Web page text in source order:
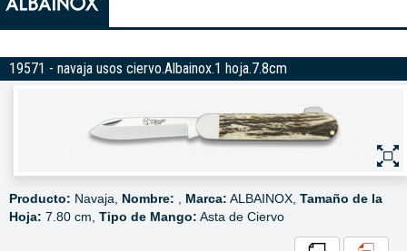
19571 - navaja usos ciervo.Albainox.1 hoja.7.8cm
Producto: Navaja, Nombre: Marca: ALBAINOX, Tamaño de la
Hoja: 7.80 cm, Tipo de Mango: Asta de Ciervo